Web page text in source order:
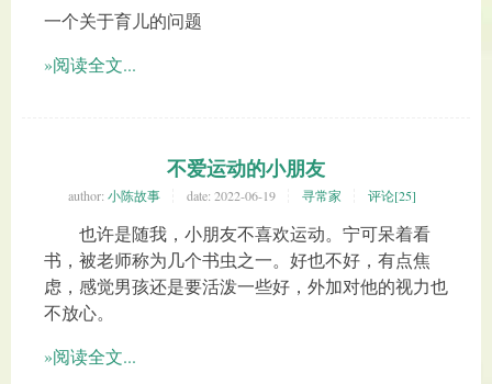
一个关于育儿的问题
»阅读全文...
不爱运动的小朋友
author: 小陈故事 date: 2022-06-19 寻常家 评论[25]
也许是随我，小朋友不喜欢运动。宁可呆着看
书，被老师称为几个书虫之一。好也不好，有点焦
虑，感觉男孩还是要活泼一些好，外加对他的视力也
不放心。
»阅读全文...